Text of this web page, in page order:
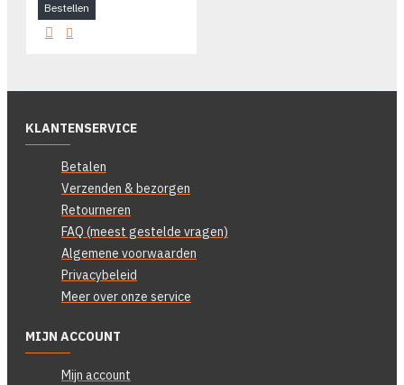
Bestellen
KLANTENSERVICE
Betalen
Verzenden & bezorgen
Retourneren
FAQ (meest gestelde vragen)
Algemene voorwaarden
Privacybeleid
Meer over onze service
MIJN ACCOUNT
Mijn account